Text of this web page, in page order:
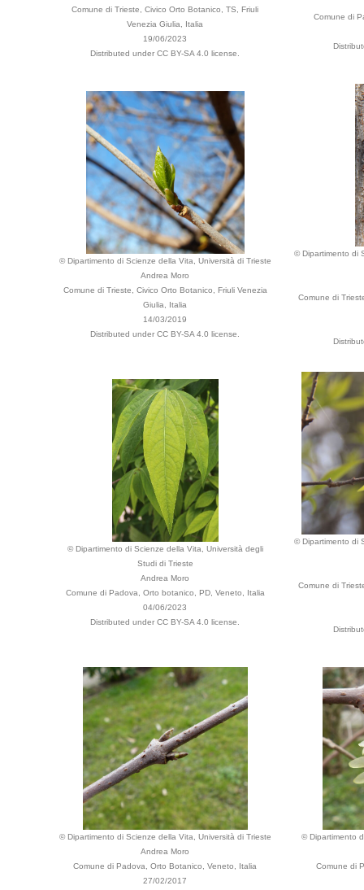
Comune di Trieste, Civico Orto Botanico, TS, Friuli
Venezia Giulia, Italia
19/06/2023
Distributed under CC BY-SA 4.0 license.
Comune di
© Dipartimento di Scienze della Vita, Università di Trieste
Andrea Moro
Comune di Trieste, Civico Orto Botanico, Friuli Venezia
Giulia, Italia
14/03/2019
Distributed under CC BY-SA 4.0 license.
© Dipartimento di
Comune di
© Dipartimento di Scienze della Vita, Università degli
Studi di Trieste
Andrea Moro
Comune di Padova, Orto botanico, PD, Veneto, Italia
04/06/2023
Distributed under CC BY-SA 4.0 license.
© Dipartimento di
Comune di
© Dipartimento di Scienze della Vita, Università di Trieste
Andrea Moro
Comune di Padova, Orto Botanico, Veneto, Italia
27/02/2017
© Dipartimento
Comune di